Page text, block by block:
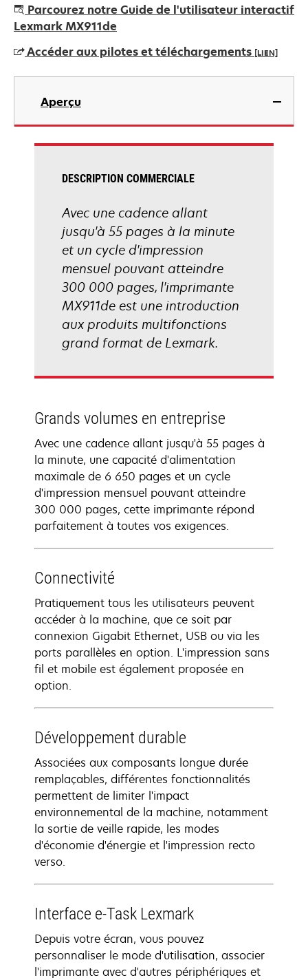
s’ouvre
dans
nouvel
onglet
Parcourez notre Guide de l'utilisateur interactif
Lexmark MX911de
Accéder aux pilotes et téléchargements [LIEN]
s’ouvre
nouvel
onglet
Aperçu
DESCRIPTION COMMERCIALE
Avec une cadence allant
jusqu'à 55 pages à la minute
et un cycle d'impression
mensuel pouvant atteindre
300 000 pages, l'imprimante
MX911de est une introduction
aux produits multifonctions
grand format de Lexmark.
Grands volumes en entreprise
Avec une cadence allant jusqu'à 55 pages à
la minute, une capacité d'alimentation
maximale de 6 650 pages et un cycle
d'impression mensuel pouvant atteindre
300 000 pages, cette imprimante répond
parfaitement à toutes vos exigences.
Connectivité
Pratiquement tous les utilisateurs peuvent
accéder à la machine, que ce soit par
connexion Gigabit Ethernet, USB ou via les
ports parallèles en option. L'impression sans
fil et mobile est également proposée en
option.
Développement durable
Associées aux composants longue durée
remplaçables, différentes fonctionnalités
permettent de limiter l'impact
environnemental de la machine, notamment
la sortie de veille rapide, les modes
d'économie d'énergie et l'impression recto
verso.
Interface e-Task Lexmark
Depuis votre écran, vous pouvez
personnaliser le mode d'utilisation, associer
l'imprimante avec d'autres périphériques et